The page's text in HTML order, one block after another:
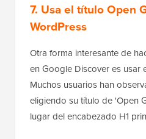
7. Usa el título Open
WordPress
Otra forma interesante de
en Google Discover es usar
Muchos usuarios han
eligiendo su título de 'Open
lugar del encabezado H1